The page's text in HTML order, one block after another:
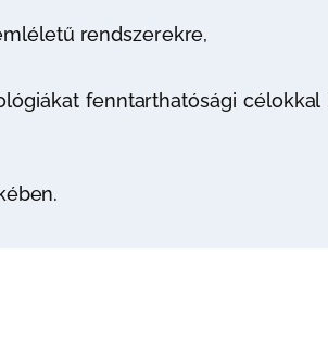
rendszerekre,
fenntarthatósági célokkal